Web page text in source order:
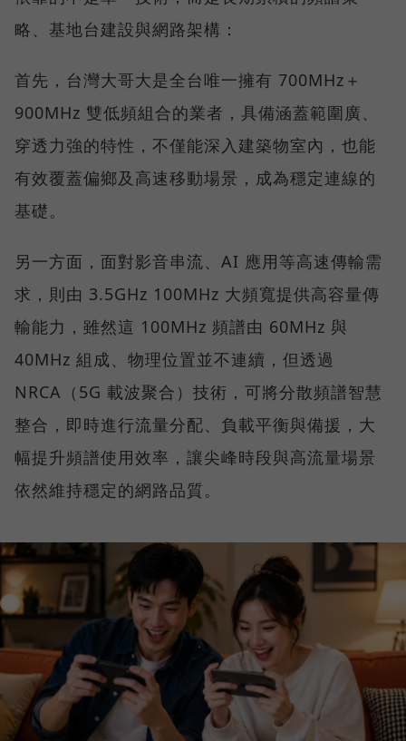
略、基地台建設與網路架構：
首先，台灣大哥大是全台唯一擁有 700MHz＋
900MHz 雙低頻組合的業者，具備涵蓋範圍廣、
穿透力強的特性，不僅能深入建築物室內，也能
有效覆蓋偏鄉及高速移動場景，成為穩定連線的
基礎。
另一方面，面對影音串流、AI 應用等高速傳輸需
求，則由 3.5GHz 100MHz 大頻寬提供高容量傳
輸能力，雖然這 100MHz 頻譜由 60MHz 與
40MHz 組成、物理位置並不連續，但透過
NRCA（5G 載波聚合）技術，可將分散頻譜智慧
整合，即時進行流量分配、負載平衡與備援，大
幅提升頻譜使用效率，讓尖峰時段與高流量場景
依然維持穩定的網路品質。